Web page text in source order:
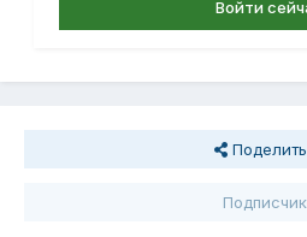
Войти